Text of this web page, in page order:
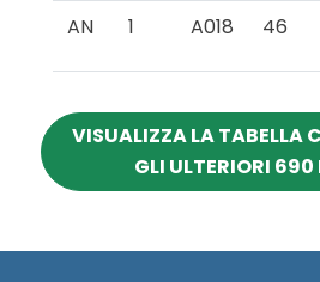
AN 1 A018 46
VISUALIZZA LA TABELLA
GLI ULTERIORI